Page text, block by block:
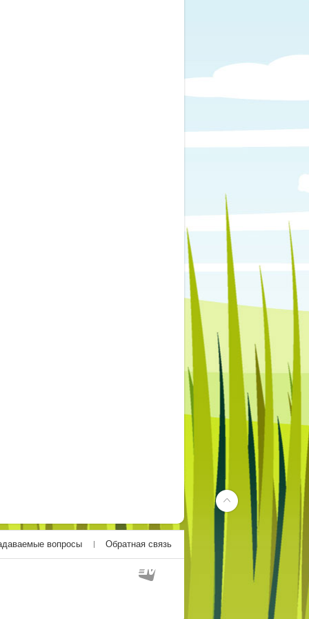
вопросы Обратная связь